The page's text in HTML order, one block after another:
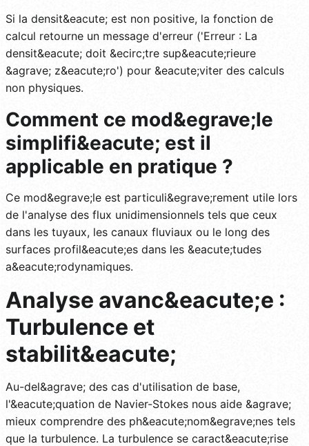
Si la densit&eacute; est non positive, la fonction de
calcul retourne un message d'erreur ('Erreur : La
densit&eacute; doit &ecirc;tre sup&eacute;rieure
&agrave; z&eacute;ro') pour &eacute;viter des calculs
non physiques.
Comment ce mod&egrave;le
simplifi&eacute; est il
applicable en pratique ?
Ce mod&egrave;le est particuli&egrave;rement utile lors
de l'analyse des flux unidimensionnels tels que ceux
dans les tuyaux, les canaux fluviaux ou le long des
surfaces profil&eacute;es dans les &eacute;tudes
a&eacute;rodynamiques.
Analyse avanc&eacute;e :
Turbulence et
stabilit&eacute;
Au-del&agrave; des cas d'utilisation de base,
l'&eacute;quation de Navier-Stokes nous aide &agrave;
mieux comprendre des ph&eacute;nom&egrave;nes tels
que la turbulence. La turbulence se caract&eacute;rise